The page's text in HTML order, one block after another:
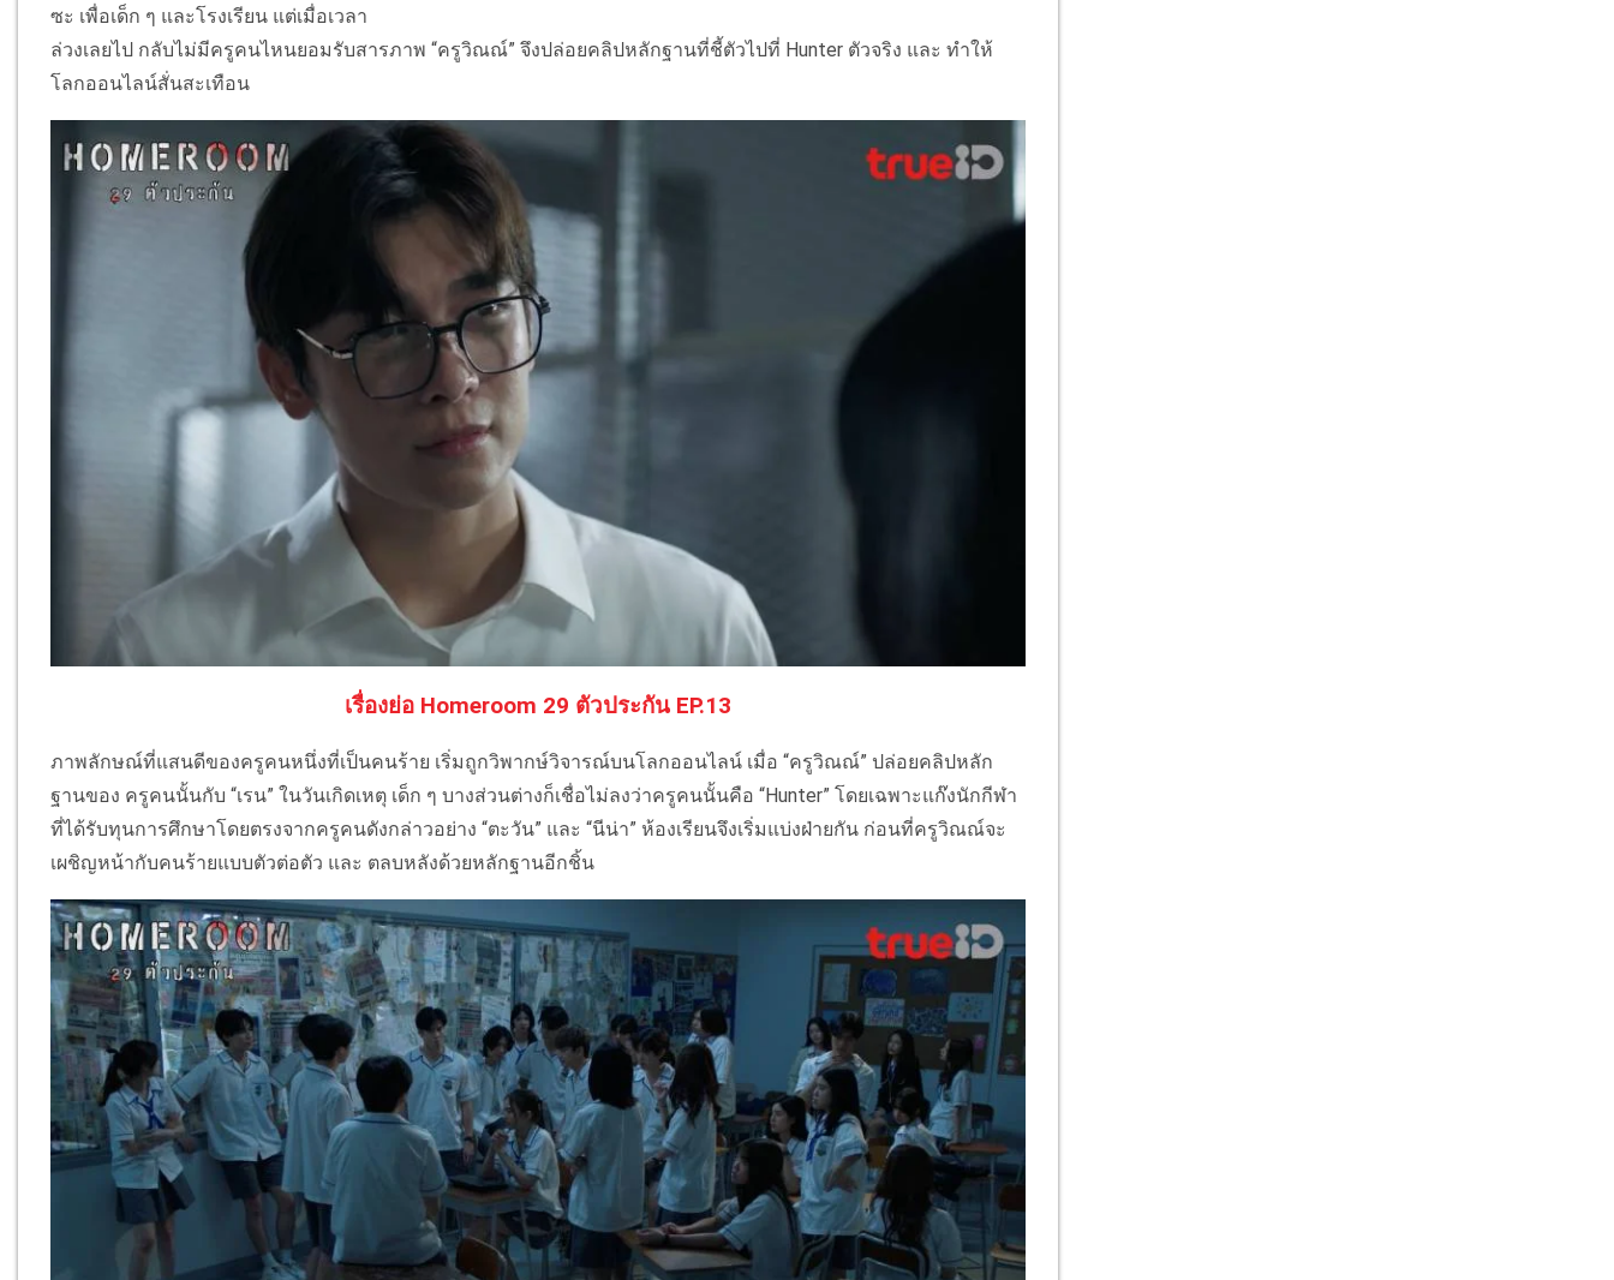
ซะ เพื่อเด็ก ๆ และโรงเรียน แต่เมื่อเวลา
ล่วงเลยไป กลับไม่มีครูคนไหนยอมรับสารภาพ “ครูวิณณ์” จึงปล่อยคลิปหลักฐานที่ชี้ตัวไปที่ Hunter ตัวจริง และ ทําให้
โลกออนไลน์สั่นสะเทือน
เรื่องย่อ Homeroom 29 ตัวประกัน EP.13
ภาพลักษณ์ที่แสนดีของครูคนหนึ่งที่เป็นคนร้าย เริ่มถูกวิพากษ์วิจารณ์บนโลกออนไลน์ เมื่อ “ครูวิณณ์” ปล่อยคลิปหลัก
ฐานของ ครูคนนั้นกับ “เรน” ในวันเกิดเหตุ เด็ก ๆ บางส่วนต่างก็เชื่อไม่ลงว่าครูคนนั้นคือ “Hunter” โดยเฉพาะแก๊งนักกีฬา
ที่ได้รับทุนการศึกษาโดยตรงจากครูคนดังกล่าวอย่าง “ตะวัน” และ “นีน่า” ห้องเรียนจึงเริ่มแบ่งฝ่ายกัน ก่อนที่ครูวิณณ์จะ
เผชิญหน้ากับคนร้ายแบบตัวต่อตัว และ ตลบหลังด้วยหลักฐานอีกชิ้น